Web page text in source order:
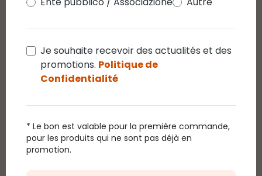
Je souhaite recevoir des actualités et des
promotions. Politique de
Confidentialité
* Le bon est valable pour la première commande,
pour les produits qui ne sont pas déjà en
promotion.
caldo
Note moyenne de 5 sur 5 étoiles
5/5
Molto scenografica E’ propio ciò che cercavo
18 décembre 2016
4 / 5 - Catena 8,5 m, 120 miniled bianco